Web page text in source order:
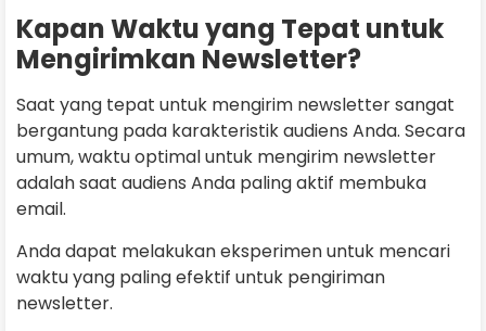
Kapan Waktu yang Tepat untuk
Mengirimkan Newsletter?
Saat yang tepat untuk mengirim newsletter sangat
bergantung pada karakteristik audiens Anda. Secara
umum, waktu optimal untuk mengirim newsletter
adalah saat audiens Anda paling aktif membuka
email.
Anda dapat melakukan eksperimen untuk mencari
waktu yang paling efektif untuk pengiriman
newsletter.